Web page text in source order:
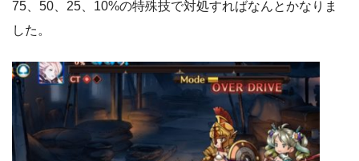
75、50、25、10%の特殊技で対処すればなんとかなりま
した。